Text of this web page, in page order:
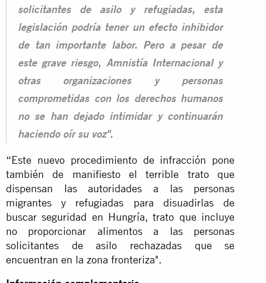
solicitantes de asilo y refugiadas, esta
legislación podría tener un efecto inhibidor
de tan importante labor. Pero a pesar de
este grave riesgo, Amnistía Internacional y
otras organizaciones y personas
comprometidas con los derechos humanos
no se han dejado intimidar y continuarán
haciendo oír su voz".
“Este nuevo procedimiento de infracción pone
también de manifiesto el terrible trato que
dispensan las autoridades a las personas
migrantes y refugiadas para disuadirlas de
buscar seguridad en Hungría, trato que incluye
no proporcionar alimentos a las personas
solicitantes de asilo rechazadas que se
encuentran en la zona fronteriza".